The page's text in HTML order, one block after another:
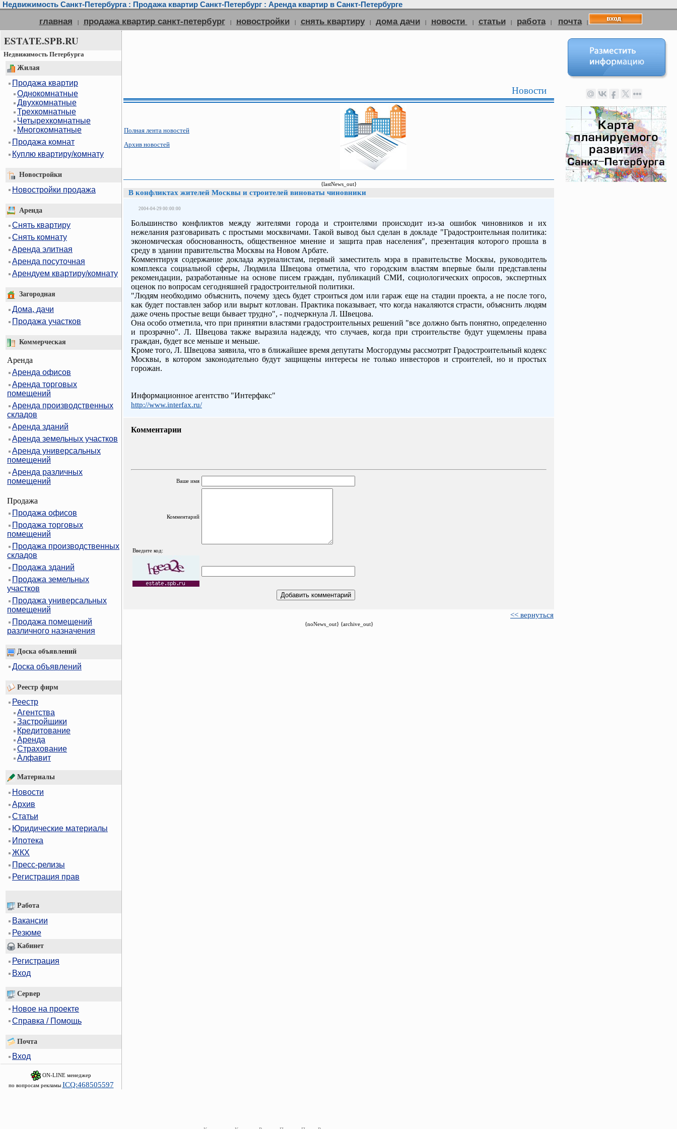
Недвижимость Санкт-Петербурга : Продажа квартир Санкт-Петербург : Аренда квартир в Санкт-Петербурге
главная | продажа квартир санкт-петербург | новостройки | снять квартиру | дома дачи | новости | статьи | работа | почта |
ESTATE.SPB.RU
Недвижимость Петербурга
Жилая
Продажа квартир
Однокомнатные
Двухкомнатные
Трехкомнатные
Четырехкомнатные
Многокомнатные
Продажа комнат
Куплю квартиру/комнату
Новостройки
Новостройки продажа
Аренда
Снять квартиру
Снять комнату
Аренда элитная
Аренда посуточная
Арендуем квартиру/комнату
Загородная
Дома, дачи
Продажа участков
Коммерческая
Аренда
Аренда офисов
Аренда торговых
помещений
Аренда производственных
складов
Аренда зданий
Аренда земельных участков
Аренда универсальных
помещений
Аренда различных
помещений
Продажа
Продажа офисов
Продажа торговых
помещений
Продажа производственных
складов
Продажа зданий
Продажа земельных
участков
Продажа универсальных
помещений
Продажа помещений
различного назначения
Доска объявлений
Доска объявлений
Реестр фирм
Реестр
Агентства
Застройщики
Кредитование
Аренда
Страхование
Алфавит
Материалы
Новости
Архив
Статьи
Юридические материалы
Ипотека
ЖКХ
Пресс-релизы
Регистрация прав
Работа
Вакансии
Резюме
Кабинет
Регистрация
Вход
Сервер
Новое на проекте
Справка / Помощь
Почта
Вход
ON-LINE менеджер
по вопросам рекламы ICQ:468505597
Новости
Полная лента новостей
Архив новостей
{lastNews_out}
В конфликтах жителей Москвы и строителей виноваты чиновники
2004-04-29 00:00:00
Большинство конфликтов между жителями города и строителями происходит из-за ошибок чиновников и их
нежелания разговаривать с простыми москвичами. Такой вывод был сделан в докладе "Градостроительная политика:
экономическая обоснованность, общественное мнение и защита прав населения", презентация которого прошла в
среду в здании правительства Москвы на Новом Арбате.
Комментируя содержание доклада журналистам, первый заместитель мэра в правительстве Москвы, руководитель
комплекса социальной сферы, Людмила Швецова отметила, что городским властям впервые были представлены
рекомендации, разработанные на основе писем граждан, публикаций СМИ, социологических опросов, экспертных
оценок по вопросам сегодняшней градостроительной политики.
"Людям необходимо объяснить, почему здесь будет строиться дом или гараж еще на стадии проекта, а не после того,
как будет поставлен забор или вырыт котлован. Практика показывает, что когда накаляются страсти, объяснить людям
даже очень простые вещи бывает трудно", - подчеркнула Л. Швецова.
Она особо отметила, что при принятии властями градостроительных решений "все должно быть понятно, определенно
и прозрачно". Л. Швецова также выразила надежду, что случаев, когда при строительстве будут ущемлены права
граждан, будет все меньше и меньше.
Кроме того, Л. Швецова заявила, что в ближайшее время депутаты Мосгордумы рассмотрят Градостроительный кодекс
Москвы, в котором законодательно будут защищены интересы не только инвесторов и строителей, но и простых
горожан.
Информационное агентство "Интерфакс"
http://www.interfax.ru/
Комментарии
Ваше имя
Комментарий
Введите код:
<< вернуться
{noNews_out} {archive_out}